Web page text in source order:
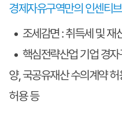
경제자유구역만의 인센티
• 조세감면 : 취득세 및 재
• 핵심전략산업 기업 경
양, 국공유재산 수의계약
허용 등